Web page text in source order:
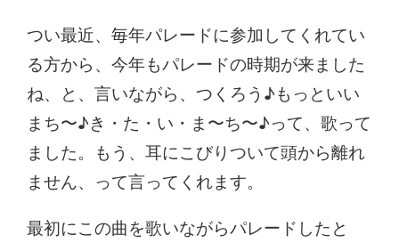
つい最近、毎年パレードに参加してくれてい
る方から、今年もパレードの時期が来ました
ね、と、言いながら、つくろう♪もっといい
まち〜♪き・た・い・ま〜ち〜♪って、歌って
ました。もう、耳にこびりついて頭から離れ
ません、って言ってくれます。
最初にこの曲を歌いながらパレードしたと